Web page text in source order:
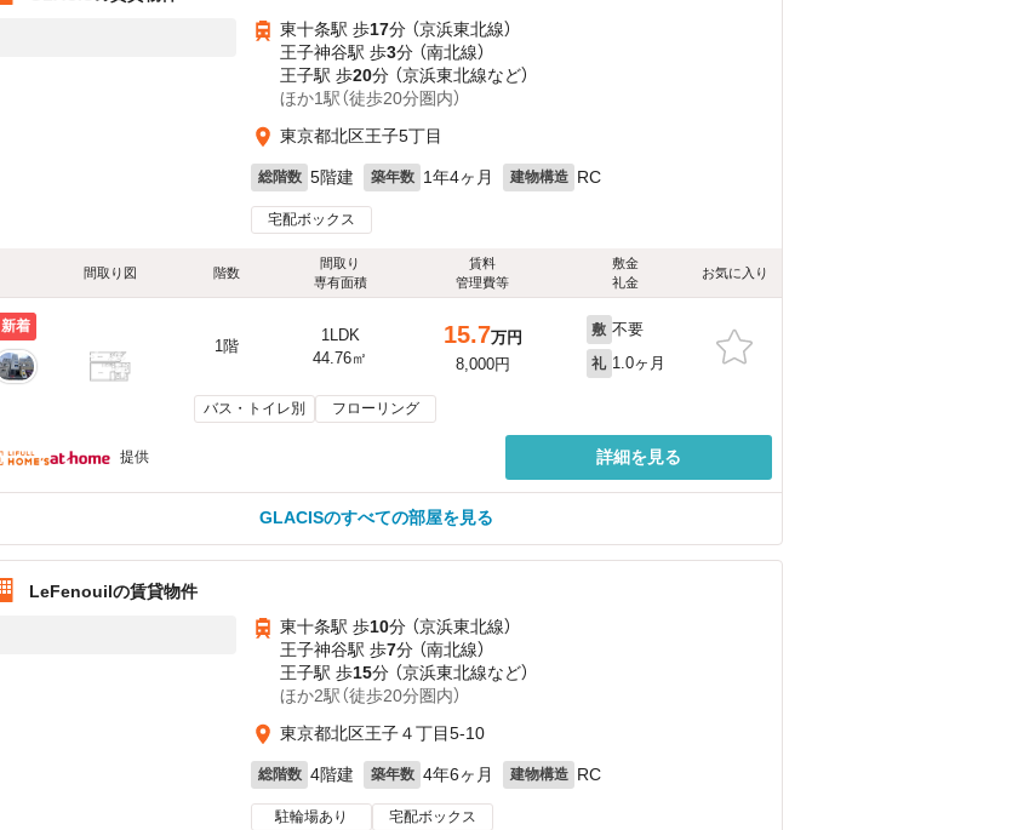
東十条駅 歩17分 （京浜東北線）
王子神谷駅 歩3分 （南北線）
王子駅 歩20分 （京浜東北線など）
ほか1駅（徒歩20分圏内）
東京都北区王子5丁目
総階数 5階建 築年数 1年4ヶ月 建物構造 RC
宅配ボックス
間取り図 階数
間取り
専有面積
賃料
管理費等
敷金
礼金
お気に入り
新着
1階
1LDK
44.76㎡
15.7万円
8,000円
敷 不要
礼 1.0ヶ月
バス・トイレ別 フローリング
提供 詳細を見る
GLACISのすべての部屋を見る
LeFenouilの賃貸物件
東十条駅 歩10分 （京浜東北線）
王子神谷駅 歩7分 （南北線）
王子駅 歩15分 （京浜東北線など）
ほか2駅（徒歩20分圏内）
東京都北区王子４丁目5-10
総階数 4階建 築年数 4年6ヶ月 建物構造 RC
駐輪場あり 宅配ボックス